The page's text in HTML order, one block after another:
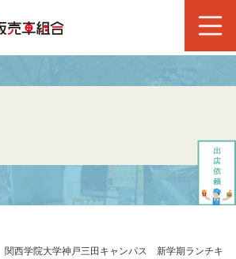
関西学院大学神戸三田キャンパス 新学期ランチキ